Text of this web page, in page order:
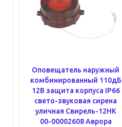
Оповещатель наружный
комбинированный 110дБ
12В защита корпуса IP66
свето-звуковая сирена
уличная Свирель-12НК
00-00002608 Аврора